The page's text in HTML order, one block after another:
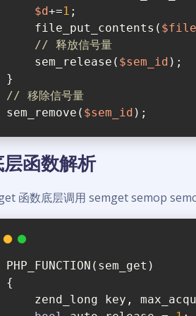
$d+=1 ;
    file_put_contents(
$file
// 释放信号量
    sem_release(
$sem_id );
}
// 移除信号量
sem_remove( $sem_id );
函数解析
函数底层调用 semget semop
PHP_FUNCTION(sem_get)
{
zend_long key,